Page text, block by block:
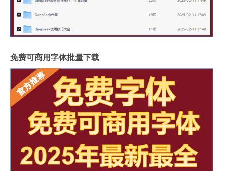
免费可商用字体批量下载